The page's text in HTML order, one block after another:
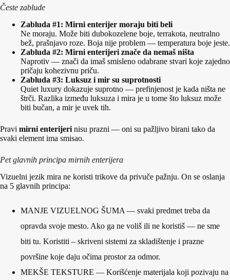
Česte zablude
Zabluda #1: Mirni enterijer moraju biti beli
Ne moraju. Može biti dubokozelene boje, terrakota, neutralno
bež, prašnjavo roze. Boja nije problem — temperatura boje jeste.
Zabluda #2: Mirni enterijeri znače da nemaš ništa
Naprotiv — znači da imaš smisleno odabrane stvari koje zajedno
pričaju kohezivnu priču.
Zabluda #3: Luksuz i mir su suprotnosti
Quiet luxury dokazuje suprotno — prefinjenost je kada ništa ne
štrči. Razlika između luksuza i mira je u tome što luksuz može
biti bučan, a mir je uvek tih.
Pravi mirni enterijeri nisu prazni — oni su pažljivo birani tako da
svaki element ima smisao.
Pet glavnih principa mirnih enterijera
Vizuelni jezik mira ne koristi trikove da privuče pažnju. On se oslanja
na 5 glavnih principa:
MANJE VIZUELNOG ŠUMA — svaki predmet treba da
opravda svoje mesto. Ako ga ne voliš ili ne koristiš — ne sme
biti tu. Koristiti – skriveni sistemi za skladištenje i prazne
površine koje daju očima prostor za odmor.
MEKŠE TEKSTURE — Korišćenje materijala koji pozivaju na